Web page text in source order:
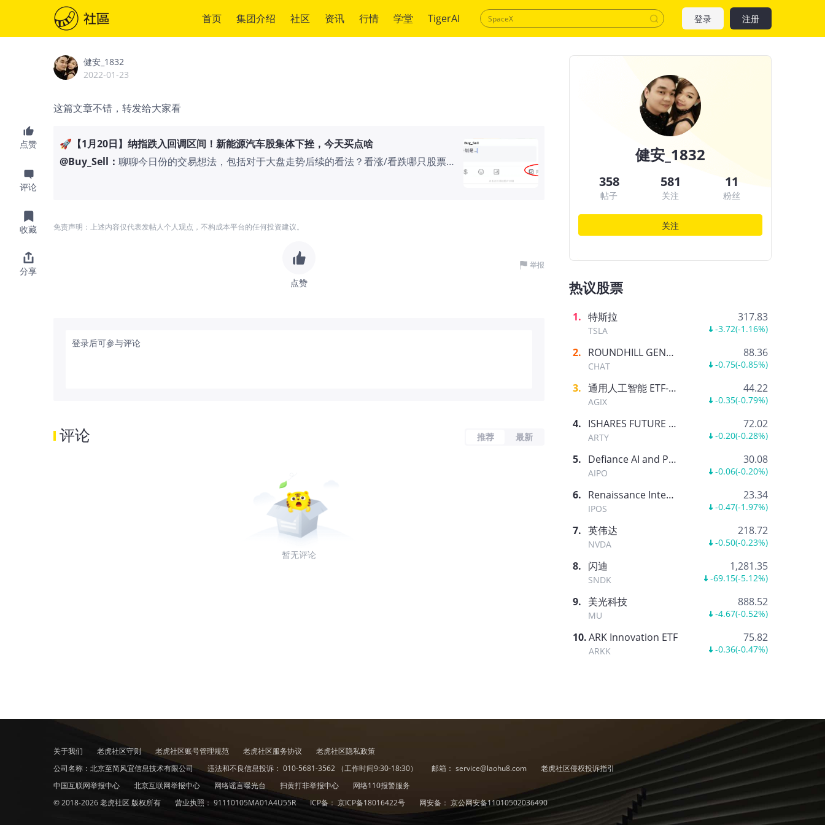
首页 集团介绍 社区 资讯 行情 学堂 TigerAI 登录 注册
点赞
评论
收藏
分享
健安_1832
2022-01-23
这篇文章不错，转发给大家看
🚀【1月20日】纳指跌入回调区间！新能源汽车股集体下挫，今天买点啥
@Buy_Sell ： 聊聊今日份的交易想法，包括对于大盘走势后续的看法？看涨/看跌哪只股票、
涨0.88%，科技股多数上扬，$网易-S(09999)$ 涨超3%，$百度集团-
SW(09888)$ 涨超2%； 新能源汽车股走低，$小鹏汽车-W(09868)$ 跌超3%，
$理想汽车-W(02015)$ 跌超2%； 地产股多数上涨，$雅居乐集团(03383)$ 涨
7.5%，碧桂园服务、融创中国涨近7%； $中国奥园(03883)$ 跌5.7%，此前官
宣“违约”，将不支付2022年1月到期票据剩余本息； $瑞声科技(02018)$ 跌
高点低10.5%，进入技术性回调区间。截至收盘，道琼斯指数跌0.96%，报
16%，该公司正加快产业“元宇宙化”布局；$拼多多(PDD)$ 涨4.58%，滴滴涨
4.81%，腾讯ADR涨2.86%，$新东方(EDU)$ 涨2.37%，网易涨1.69%，$百度
(BIDU)$ 涨1.01%，$爱奇艺(IQ)$ 涨0.83%，微博涨0.24%，阿里巴巴跌
0.67%，$京东(JD)$ 跌1.50%，哔哩哔哩跌0.71%，腾讯音乐跌1.02%。 期货市
87.92美元；布伦特原油上涨93美分，涨幅为1.1%，收于每桶88.44美元，盘中
免责声明：上述内容仅代表发帖人个人观点，不构成本平台的任何投资建议。
点赞
举报
登录后可参与评论
评论 推荐 最新
暂无评论
健安_1832
358
帖子
581
关注
11
粉丝
关注
热议股票
1. 特斯拉
TSLA
317.83
-3.72(-1.16%)
2. ROUNDHILL GENERATIVE AI & TECHNOLOGY ETF
CHAT
88.36
-0.75(-0.85%)
3. 通用人工智能 ETF-AGIX
AGIX
44.22
-0.35(-0.79%)
4. ISHARES FUTURE AI & TECH ETF
ARTY
72.02
-0.20(-0.28%)
5. Defiance AI and Power Infrastructure ETF
AIPO
30.08
-0.06(-0.20%)
6. Renaissance International IPO ETF
IPOS
23.34
-0.47(-1.97%)
7. 英伟达
NVDA
218.72
-0.50(-0.23%)
8. 闪迪
SNDK
1,281.35
-69.15(-5.12%)
9. 美光科技
MU
888.52
-4.67(-0.52%)
10.ARK Innovation ETF
ARKK
75.82
-0.36(-0.47%)
关于我们 老虎社区守则 老虎社区账号管理规范 老虎社区服务协议
老虎社区隐私政策
公司名称：北京至简风宜信息技术有限公司
违法和不良信息投诉： 010-5681-3562 （工作时间9:30-18:30） 邮箱： service@laohu8.com
老虎社区侵权投诉指引
中国互联网举报中心
北京互联网举报中心 网络谣言曝光台 扫黄打非举报中心
网络110报警服务
© 2018-2026 老虎社区 版权所有
营业执照： 91110105MA01A4U55R ICP备： 京ICP备18016422号 网安备： 京公网安备11010502036490